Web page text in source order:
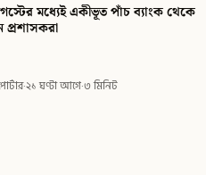
মধ্যেই একীভূত পাঁচ ব্যাংক থেকে
প্রশাসকরা
·২১ ঘণ্টা আগে·৩ মিনিট